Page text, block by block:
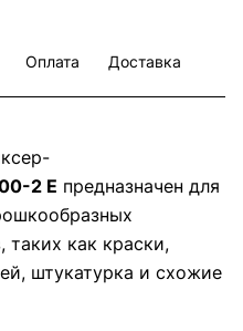
Оплата Доставка
2 E предназначен для
таких как краски,
штукатурка и схожие